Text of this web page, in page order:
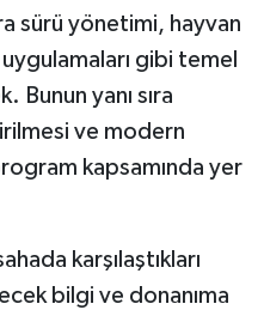
sürü yönetimi, hayvan
gibi temel
Bunun yanı sıra
ve modern
kapsamında yer
karşılaştıkları
bilgi ve donanıma